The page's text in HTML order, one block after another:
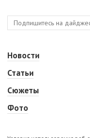
Новости
Статьи
Сюжеты
Фото